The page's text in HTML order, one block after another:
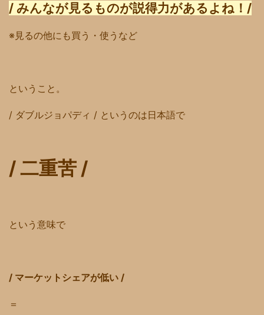
/ みんなが見る ものが説得力があるよね！/
※見るの他にも買う・使うなど
ということ。
/ ダブルジョパディ / というのは日本語で
/ 二重苦 /
という意味で
/ マーケットシェアが低い /
＝